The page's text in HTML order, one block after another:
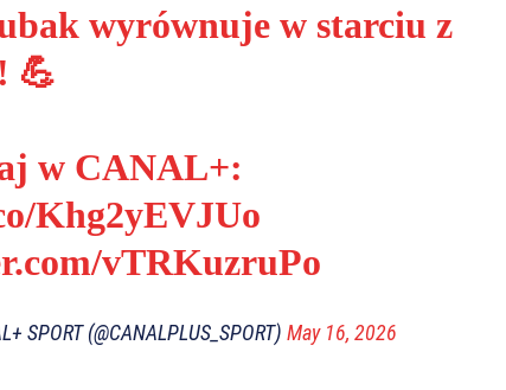
wyrównuje w starciu z
💪
w CANAL+:
Khg2yEVJUo
vTRKuzruPo
SPORT (@CANALPLUS_SPORT) May 16, 2026